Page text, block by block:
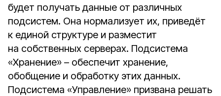
будет получать данные от различных
подсистем. Она нормализует их, приведёт
к единой структуре и разместит
на собственных серверах. Подсистема
«Хранение» – обеспечит хранение,
обобщение и обработку этих данных.
Подсистема «Управление» призвана решать